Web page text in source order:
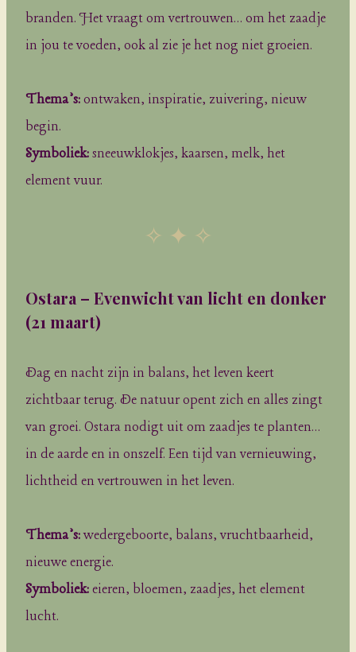
branden. Het vraagt om vertrouwen… om het zaadje
in jou te voeden, ook al zie je het nog niet groeien.
Thema’s:ontwaken, inspiratie, zuivering, nieuw
begin.
Symboliek:sneeuwklokjes, kaarsen, melk, het
element vuur.
✧ ✦ ✧
Ostara – Evenwicht van licht en donker
(21 maart)
Dag en nacht zijn in balans, het leven keert
zichtbaar terug. De natuur opent zich en alles zingt
van groei. Ostara nodigt uit om zaadjes te planten…
in de aarde en in onszelf. Een tijd van vernieuwing,
lichtheid en vertrouwen in het leven.
Thema’s:wedergeboorte, balans, vruchtbaarheid,
nieuwe energie.
Symboliek:eieren, bloemen, zaadjes, het element
lucht.